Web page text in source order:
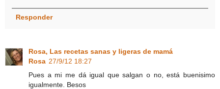
Responder
Rosa, Las recetas sanas y ligeras de mamá
Rosa 27/9/12 18:27
Pues a mi me dá igual que salgan o no, está buenisimo
igualmente. Besos